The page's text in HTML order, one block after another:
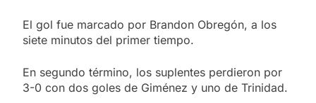
El gol fue marcado por Brandon Obregón, a los
siete minutos del primer tiempo.
En segundo término, los suplentes perdieron por
3-0 con dos goles de Giménez y uno de Trinidad.